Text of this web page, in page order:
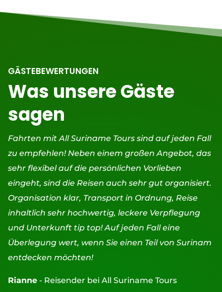
GÄSTEBEWERTUNGEN
Was unsere Gäste
sagen
Fahrten mit All Suriname Tours sind auf jeden Fall
zu empfehlen! Neben einem großen Angebot, das
sehr flexibel auf die persönlichen Vorlieben
eingeht, sind die Reisen auch sehr gut organisiert.
Organisation klar, Transport in Ordnung, Reise
inhaltlich sehr hochwertig, leckere Verpflegung
und Unterkunft tip top! Auf jeden Fall eine
Überlegung wert, wenn Sie einen Teil von Surinam
entdecken möchten!
Rianne- Reisender bei All Suriname Tours